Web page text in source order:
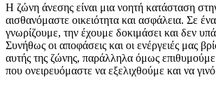
Η ζώνη άνεσης είναι μια νοητή κατάσταση
αισθανόμαστε οικειότητα και ασφάλεια. Σε
γνωρίζουμε, την έχουμε δοκιμάσει και δεν
Συνήθως οι αποφάσεις και οι ενέργειές μας
αυτής της ζώνης, παράλληλα όμως
που ονειρευόμαστε να εξελιχθούμε και να